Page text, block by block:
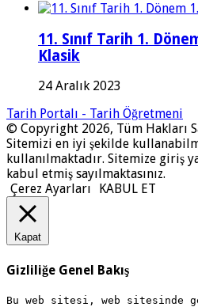
11. Sınıf Tarih 1.
Klasik
24 Aralık 2023
Tarih Portalı - Tarih Öğretmeni
© Copyright 2026, Tüm Hakları
Sitemizi en iyi şekilde
kullanılmaktadır. Sitemize giriş
kabul etmiş sayılmaktasınız.
Çerez Ayarları
KABUL ET
Kapat
Gizliliğe Genel Bakış
Bu web sitesi, web sitesinde